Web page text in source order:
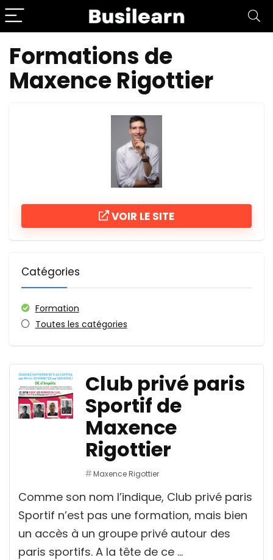
Formations de
Maxence Rigottier
VOIR LE SITE
Catégories
Formation
Toutes les catégories
Club privé paris
Sportif de
Maxence
Rigottier
Maxence Rigottier
Comme son nom l’indique, Club privé paris
Sportif n’est pas une formation, mais bien
un accès à un groupe privé autour des
paris sportifs. A la tête de ce ...